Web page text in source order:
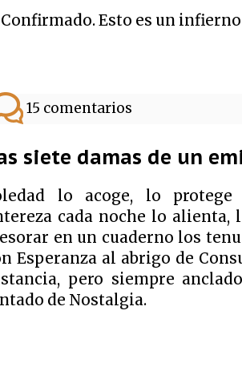
Esto es un
15 comentarios
siete damas de un
lo acoge, lo
cada noche lo alienta,
en un cuaderno los
Esperanza al abrigo de
pero siempre
de Nostalgia.